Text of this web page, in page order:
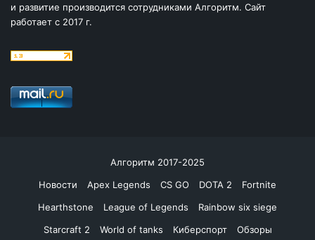
и развитие производится сотрудниками Алгоритм. Сайт
работает с 2017 г.
Алгоритм 2017-2025
Новости
Apex Legends CS GO DOTA 2
Fortnite
Hearthstone
League of Legends
Rainbow six siege
Starcraft 2
World of tanks Киберспорт Обзоры